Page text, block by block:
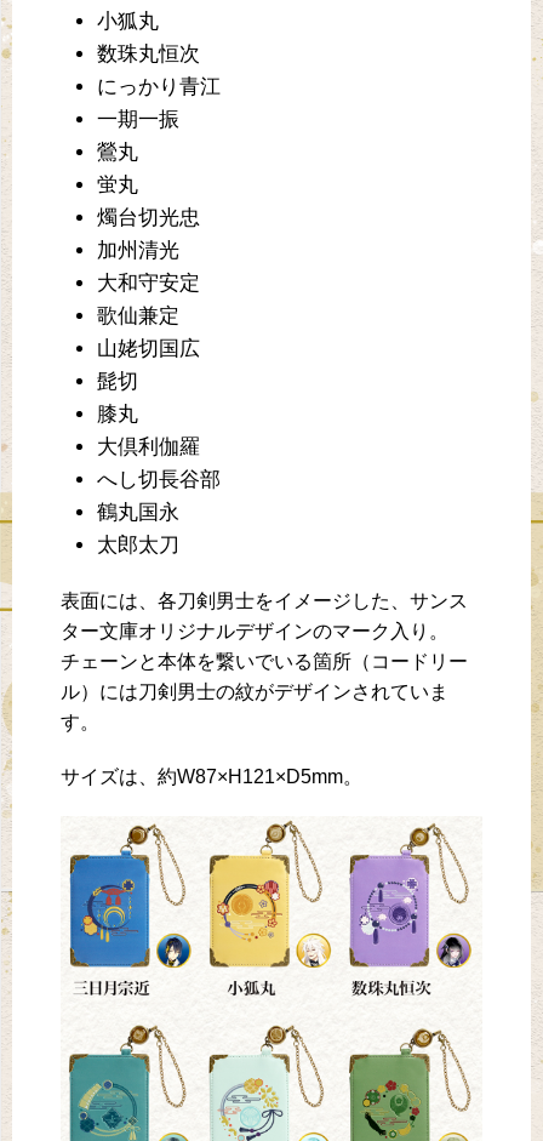
小狐丸
数珠丸恒次
にっかり青江
一期一振
鶯丸
蛍丸
燭台切光忠
加州清光
大和守安定
歌仙兼定
山姥切国広
髭切
膝丸
大倶利伽羅
へし切長谷部
鶴丸国永
太郎太刀
表面には、各刀剣男士をイメージした、サンス
ター文庫オリジナルデザインのマーク入り。
チェーンと本体を繋いでいる箇所（コードリー
ル）には刀剣男士の紋がデザインされていま
す。
サイズは、約W87×H121×D5mm。